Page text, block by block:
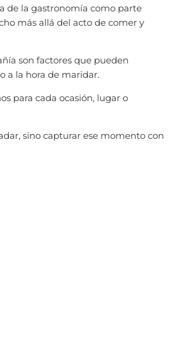
de la gastronomía como parte
más allá del acto de comer y
son factores que pueden
a la hora de maridar.
para cada ocasión, lugar o
sino capturar ese momento con